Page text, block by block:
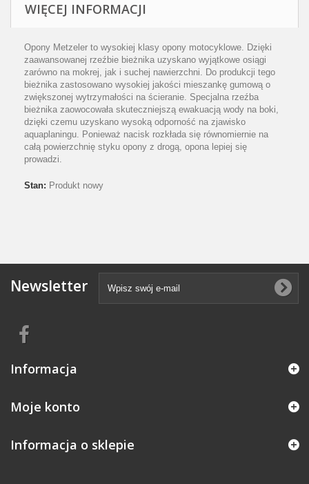
WIĘCEJ INFORMACJI
Opony Metzeler to wysokiej klasy opony motocyklowe. Dzięki
zaawansowanej rzeźbie bieżnika uzyskano wyjątkowe osiągi
zarówno na mokrej, jak i suchej nawierzchni. Do produkcji tego
bieżnika zastosowano wysokiej jakości mieszankę gumową o
zwiększonej wytrzymałości na ścieranie. Specjalna rzeźba
bieżnika zaowocowała skuteczniejszą ewakuacją wody na boki,
dzięki czemu uzyskano wysoką odporność na zjawisko
aquaplaningu. Ponieważ nacisk rozkłada się równomiernie na
całą powierzchnię styku opony z drogą, opona lepiej się
prowadzi.
Stan: Produkt nowy
Newsletter
Informacja
Moje konto
Informacja o sklepie